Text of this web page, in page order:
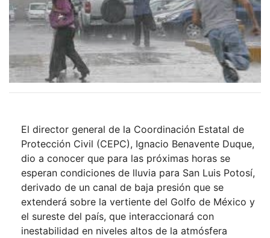
El director general de la Coordinación Estatal de
Protección Civil (CEPC), Ignacio Benavente Duque,
dio a conocer que para las próximas horas se
esperan condiciones de lluvia para San Luis Potosí,
derivado de un canal de baja presión que se
extenderá sobre la vertiente del Golfo de México y
el sureste del país, que interaccionará con
inestabilidad en niveles altos de la atmósfera